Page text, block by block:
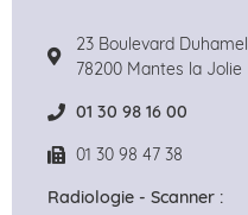
23 Boulevard Duhamel
78200 Mantes la Jolie
01 30 98 16 00
01 30 98 47 38
Radiologie - Scanner :